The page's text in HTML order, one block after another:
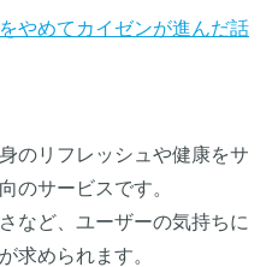
やめてカイゼンが進んだ話
のリフレッシュや健康をサ
のサービスです。
など、ユーザーの気持ちに
求められます。